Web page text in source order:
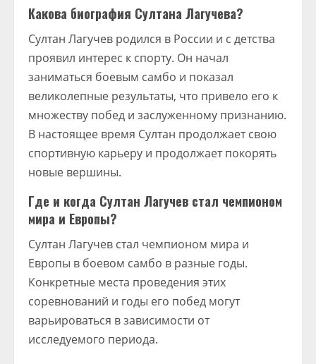
Какова биография Султана Лагучева?
Султан Лагучев родился в России и с детства
проявил интерес к спорту. Он начал
заниматься боевым самбо и показал
великолепные результаты, что привело его к
множеству побед и заслуженному признанию.
В настоящее время Султан продолжает свою
спортивную карьеру и продолжает покорять
новые вершины.
Где и когда Султан Лагучев стал чемпионом
мира и Европы?
Султан Лагучев стал чемпионом мира и
Европы в боевом самбо в разные годы.
Конкретные места проведения этих
соревнований и годы его побед могут
варьироваться в зависимости от
исследуемого периода.